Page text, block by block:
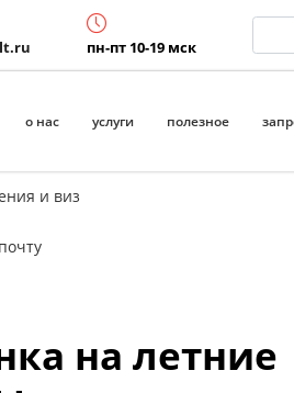
пн-пт 10-19 мск
о нас услуги полезное
и виз
на летние